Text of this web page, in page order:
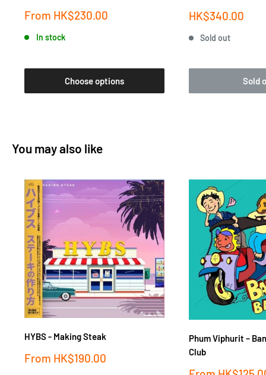
Sale
From HK$230.00
In stock
Choose options
Sale
HK$340.00
Sold out
Sold
You may also like
HYBS - Making Steak
Sale
From HK$190.00
Phum Viphurit ‎–
Club